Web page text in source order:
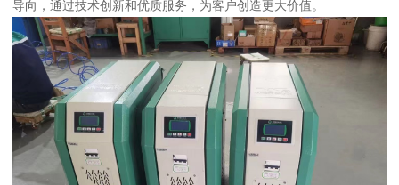
导向，通过技术创新和优质服务，为客户创造更大价值。